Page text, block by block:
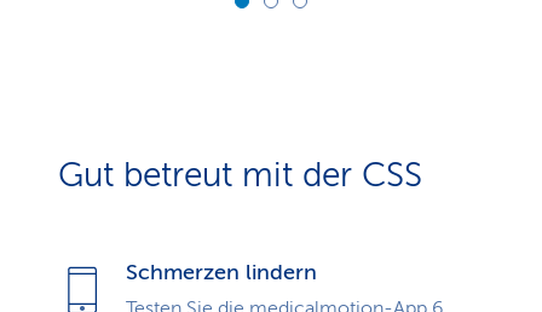
Gut betreut mit der CSS
Schmerzen lindern